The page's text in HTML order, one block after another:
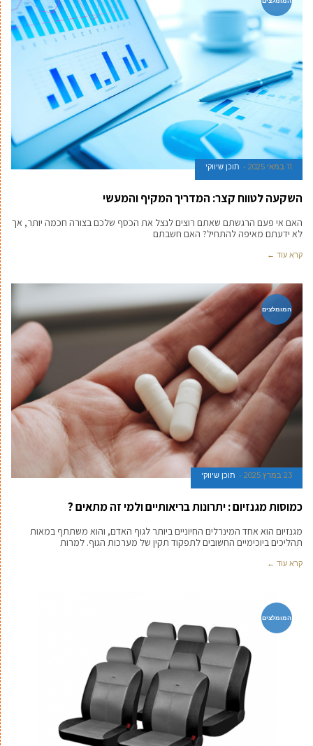
11 במאי 2025 תוכן שיווקי
השקעה לטווח קצר: המדריך המקיף והמעשי
האם אי פעם הרגשתם שאתם רוצים לנצל את הכסף שלכם בצורה חכמה יותר, אך
לא ידעתם מאיפה להתחיל? האם חשבתם
קרא עוד ←
המומלצים
23 במרץ 2025 תוכן שיווקי
כמוסות מגנזיום : יתרונות בריאותיים ולמי זה מתאים ?
מגנזיום הוא אחד המינרלים החיוניים ביותר לגוף האדם, והוא משתתף במאות
תהליכים ביוכימיים החשובים לתפקוד תקין של מערכות הגוף. למרות
קרא עוד ←
המומלצים